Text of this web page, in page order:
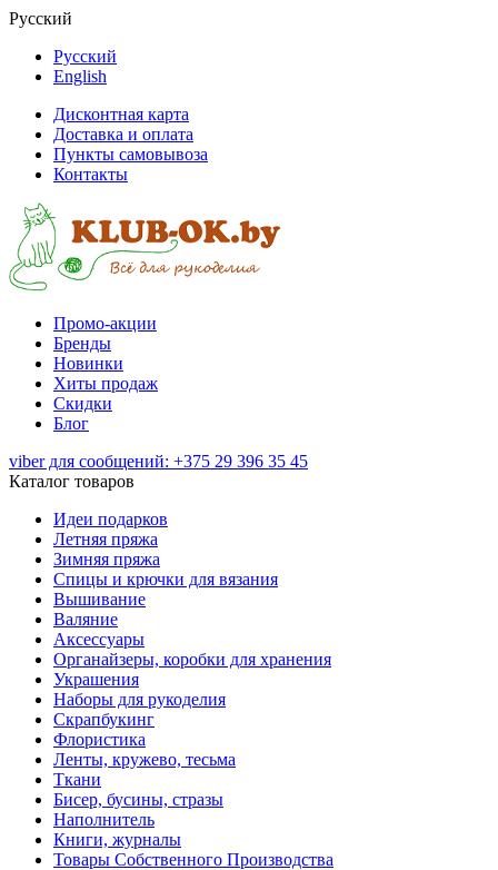
Русский
Русский
English
Дисконтная карта
Доставка и оплата
Пункты самовывоза
Контакты
Промо-акции
Бренды
Новинки
Хиты продаж
Скидки
Блог
viber для сообщений: +375 29 396 35 45
Каталог товаров
Идеи подарков
Летняя пряжа
Зимняя пряжа
Спицы и крючки для вязания
Вышивание
Валяние
Аксессуары
Органайзеры, коробки для хранения
Украшения
Наборы для рукоделия
Скрапбукинг
Флористика
Ленты, кружево, тесьма
Ткани
Бисер, бусины, стразы
Наполнитель
Книги, журналы
Товары Собственного Производства